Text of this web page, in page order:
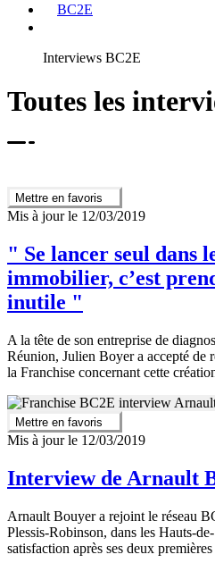
BC2E
Interviews BC2E
Toutes les
Mettre en favoris
Mis à jour le 12/03/2019
" Se lancer seul dans
immobilier, c’est
inutile "
A la tête de son entreprise de
Réunion, Julien Boyer a accepté de
la Franchise concernant cette
Mettre en favoris
Mis à jour le 12/03/2019
Interview de Arnault
Arnault Bouyer a rejoint le réseau
Plessis-Robinson, dans les Hauts-
satisfaction après ses deux